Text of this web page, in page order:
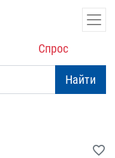
Спрос
Найти
favorite_border